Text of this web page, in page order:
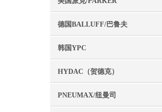
德国BALLUFF/巴鲁夫
韩国YPC
HYDAC（贺德克）
PNEUMAX/纽曼司